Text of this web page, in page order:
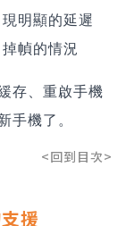
明顯的延遲
幀的情況
存、重啟手機
手機了。
<回到目次>
援